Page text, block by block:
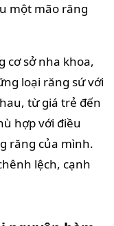
một mão răng
cơ sở nha khoa,
loại răng sứ với
từ giá trẻ đến
hợp với điều
răng của mình.
lệch, cạnh